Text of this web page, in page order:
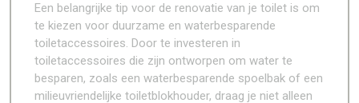
Een belangrijke tip voor de renovatie van je toilet is om
te kiezen voor duurzame en waterbesparende
toiletaccessoires. Door te investeren in
toiletaccessoires die zijn ontworpen om water te
besparen, zoals een waterbesparende spoelbak of een
milieuvriendelijke toiletblokhouder, draag je niet alleen